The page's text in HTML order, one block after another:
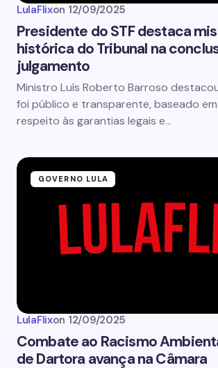
LulaFlixon 12/09/2025
Presidente do STF destaca
histórica do Tribunal na
julgamento
Ministro Luís Roberto Barroso
foi público e transparente, baseado
respeito às garantias legais e…
GOVERNO LULA
LulaFlixon 12/09/2025
Combate ao Racismo
de Dartora avança na Câmara